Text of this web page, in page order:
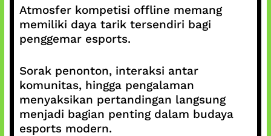
Atmosfer kompetisi offline memang
memiliki daya tarik tersendiri bagi
penggemar esports.
Sorak penonton, interaksi antar
komunitas, hingga pengalaman
menyaksikan pertandingan langsung
menjadi bagian penting dalam budaya
esports modern.